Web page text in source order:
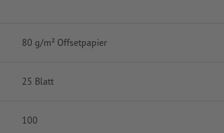
80 g/m² Offsetpapier
25 Blatt
100